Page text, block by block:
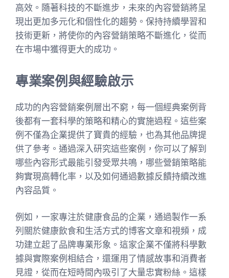
高效。隨著科技的不斷進步，未來的內容營銷將呈
現出更加多元化和個性化的趨勢。保持持續學習和
技術更新，將使你的內容營銷策略不斷進化，從而
在市場中獲得更大的成功。
專業案例與經驗啟示
成功的內容營銷案例層出不窮，每一個經典案例背
後都有一套科學的策略和精心的實施過程。這些案
例不僅為企業提供了寶貴的經驗，也為其他品牌提
供了參考。通過深入研究這些案例，你可以了解到
哪些內容形式最能引發受眾共鳴，哪些營銷策略能
夠實現高轉化率，以及如何通過數據反饋持續改進
內容品質。
例如，一家專注於健康食品的企業，通過製作一系
列關於健康飲食和生活方式的博客文章和視頻，成
功建立起了品牌專業形象。這家企業不僅將科學數
據與實際案例相結合，還運用了情感故事和消費者
見證，從而在短時間內吸引了大量忠實粉絲。這樣